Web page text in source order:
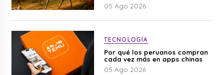
05 Ago 2026
TECNOLOGÍA
Por qué los peruanos compran
cada vez más en apps chinas
05 Ago 2026